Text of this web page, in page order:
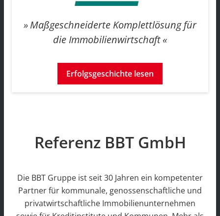
Maßgeschneiderte Komplettlösung für
die Immobilienwirtschaft
Erfolgsgeschichte lesen
Referenz BBT GmbH
Die BBT Gruppe ist seit 30 Jahren ein kompetenter
Partner für kommunale, genossenschaftliche und
privatwirtschaftliche Immobilienunternehmen